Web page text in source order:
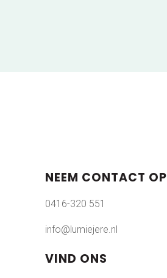
NEEM CONTACT OP
0416-320 551
info@lumiejere.nl
VIND ONS